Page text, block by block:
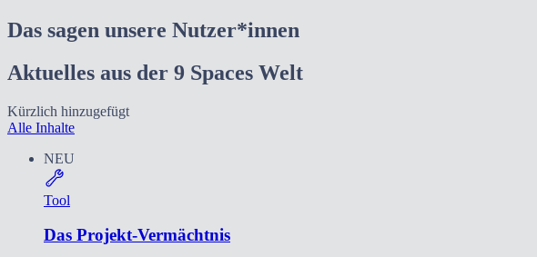
Das sagen unsere Nutzer*innen
Aktuelles aus der 9 Spaces Welt
Kürzlich hinzugefügt
Alle Inhalte
NEU
Tool
Das Projekt-Vermächtnis